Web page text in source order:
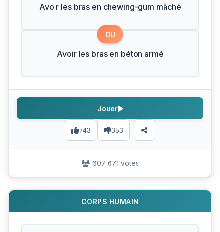
Avoir les bras en chewing-gum mâché
OU
Avoir les bras en béton armé
743 353
Jouer
607 671 votes
CORPS HUMAIN